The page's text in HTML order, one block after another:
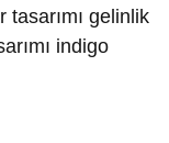
tasarımı gelinlik
indigo